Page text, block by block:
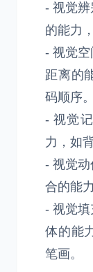
- 视觉
的能力，
- 视觉空
距离的
码顺序。
- 视觉
力，如
- 视觉
合的能
- 视觉
体的能
笔画。